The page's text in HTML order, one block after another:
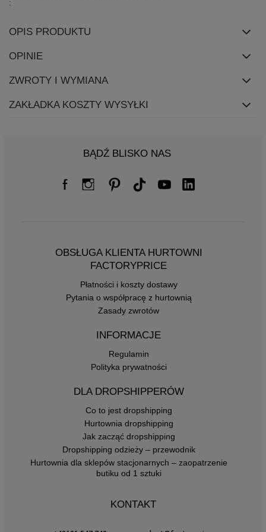
OPIS PRODUKTU
OPINIE
ZWROTY I WYMIANA
ZAKŁADKA KOSZTY WYSYŁKI
BĄDŹ BLISKO NAS
OBSŁUGA KLIENTA HURTOWNI
FACTORYPRICE
Płatności i koszty dostawy
Pytania o współpracę z hurtownią
Zasady zwrotów
INFORMACJE
Regulamin
Polityka prywatności
DLA DROPSHIPPERÓW
Co to jest dropshipping
Hurtownia dropshipping
Jak zacząć dropshipping
Dropshipping odzieży – przewodnik
Hurtownia dla sklepów stacjonarnych – zaopatrzenie
butiku od 1 sztuki
KONTAKT